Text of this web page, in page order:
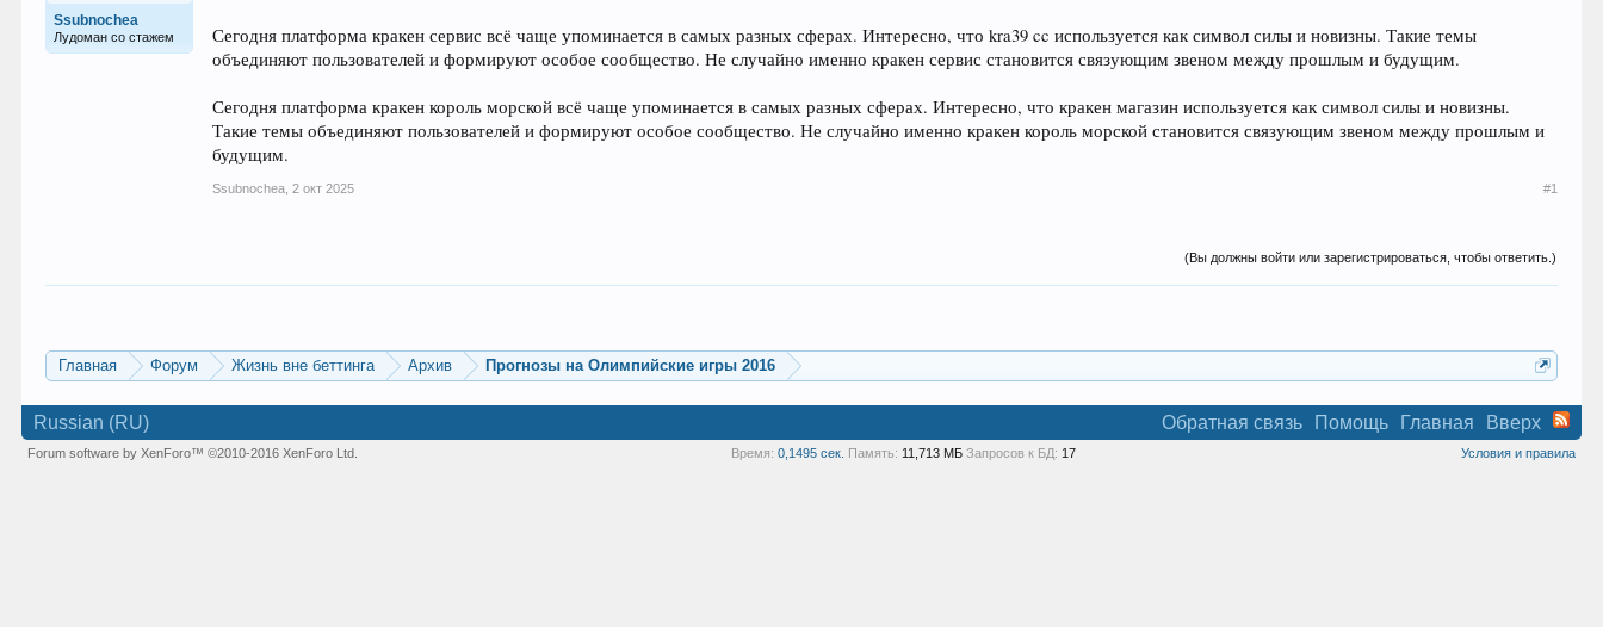
Ssubnochea
Лудоман со стажем
Сегодня платформа кракен сервис всё чаще упоминается в самых разных сферах. Интересно, что kra39 cc используется как символ силы и новизны. Такие темы
объединяют пользователей и формируют особое сообщество. Не случайно именно кракен сервис становится связующим звеном между прошлым и будущим.
Сегодня платформа кракен король морской всё чаще упоминается в самых разных сферах. Интересно, что кракен магазин используется как символ силы и новизны.
Такие темы объединяют пользователей и формируют особое сообщество. Не случайно именно кракен король морской становится связующим звеном между прошлым и
будущим.
Ssubnochea 2 окт 2025 #1
(Вы должны войти или зарегистрироваться, чтобы ответить.)
Главная Форум Жизнь вне беттинга Архив Прогнозы на Олимпийские игры 2016
Russian (RU) Обратная связь Помощь Главная Вверх
Условия и правила
Forum software by XenForo™©2010-2016 XenForo Ltd. Время: 0,1495 сек. Память: 11,713 МБ Запросов к БД: 17